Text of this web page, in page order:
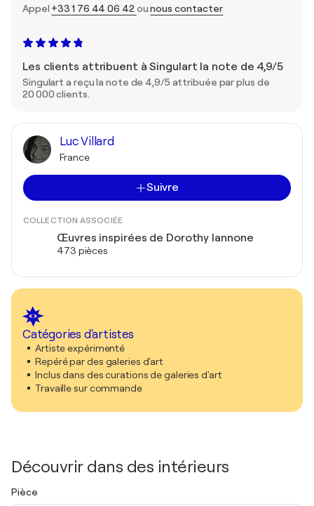
Appel +33 1 76 44 06 42 ounous contacter
Les clients attribuent à Singulart la note de 4,9/5
Singulart a reçu la note de 4,9/5 attribuée par plus de
20 000 clients.
Luc Villard
France
Suivre
COLLECTION ASSOCIÉE
Œuvres inspirées de Dorothy Iannone
473 pièces
Catégories d'artistes
Artiste expérimenté
Repéré par des galeries d'art
Inclus dans des curations de galeries d'art
Travaille sur commande
Découvrir dans des intérieurs
Pièce